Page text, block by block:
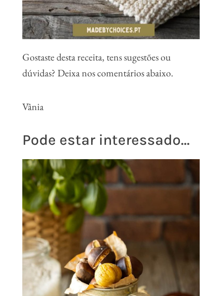
Gostaste desta receita, tens sugestões ou
dúvidas? Deixa nos comentários abaixo.
Vânia
Pode estar interessado...